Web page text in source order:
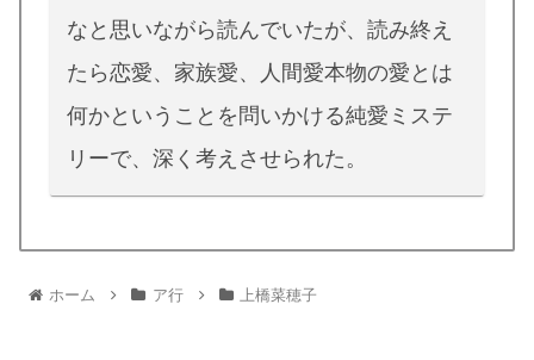
なと思いながら読んでいたが、読み終え
たら恋愛、家族愛、人間愛本物の愛とは
何かということを問いかける純愛ミステ
リーで、深く考えさせられた。
ホーム ア行 上橋菜穂子